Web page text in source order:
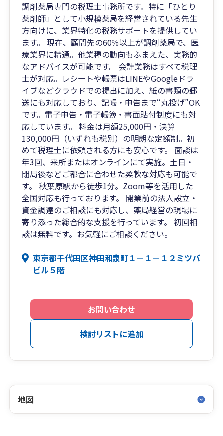
調剤薬局専門の税理士事務所です。特に「ひとり
薬剤師」として小規模薬局を経営されている先生
方向けに、業界特化の税務サポートを提供してい
ます。 現在、顧問先の60％以上が調剤薬局で、医
療業界に精通。他業種の動向もふまえた、実務的
なアドバイスが可能です。 会計業務はすべて税理
士が対応。レシートや帳票はLINEやGoogleドラ
イブなどクラウドでの提出に加え、紙の書類の郵
送にも対応しており、記帳・申告まで“丸投げ”OK
です。電子申告・電子帳簿・書面貼付制度にも対
応しています。 料金は月額25,000円・決算
130,000円（いずれも税別）の明朗な定額制。初
めて税理士に依頼される方にも安心です。 面談は
年3回、来所またはオンラインにて実施。土日・
閉局後などご都合に合わせた柔軟な対応も可能で
す。 秋葉原駅から徒歩1分。Zoom等を活用した
全国対応も行っております。 開業前の法人設立・
資金調達のご相談にも対応し、薬局経営の現場に
寄り添った総合的な支援を行っています。 初回相
談は無料です。お気軽にご相談ください。
東京都千代田区神田和泉町１－１－１２ミツバ
ビル５階
お問い合わせ
検討リストに追加
地図